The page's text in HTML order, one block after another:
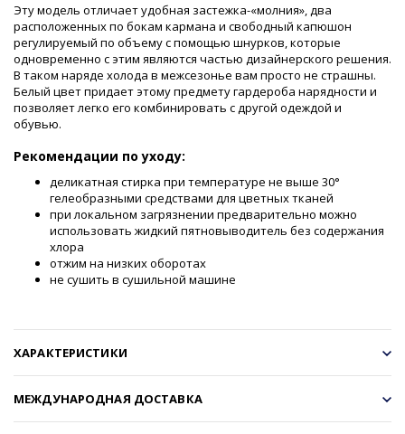
Эту модель отличает удобная застежка-«молния», два
расположенных по бокам кармана и свободный капюшон
регулируемый по объему с помощью шнурков, которые
одновременно с этим являются частью дизайнерского решения.
В таком наряде холода в межсезонье вам просто не страшны.
Белый цвет придает этому предмету гардероба нарядности и
позволяет легко его комбинировать с другой одеждой и
обувью.
Рекомендации по уходу:
деликатная стирка при температуре не выше 30°
гелеобразными средствами для цветных тканей
при локальном загрязнении предварительно можно
использовать жидкий пятновыводитель без содержания
хлора
отжим на низких оборотах
не сушить в сушильной машине
ХАРАКТЕРИСТИКИ
МЕЖДУНАРОДНАЯ ДОСТАВКА